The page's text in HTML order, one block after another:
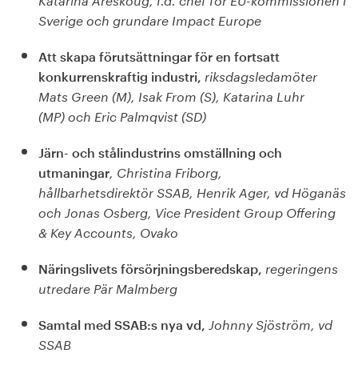
Sverige och grundare Impact Europe
Att skapa förutsättningar för en fortsatt
konkurrenskraftig industri, riksdagsledamöter
Mats Green (M), Isak From (S), Katarina Luhr
(MP) och Eric Palmqvist (SD)
Järn- och stålindustrins omställning och
utmaningar, Christina Friborg,
hållbarhetsdirektör SSAB, Henrik Ager, vd Höganäs
och Jonas Osberg, Vice President Group Offering
& Key Accounts, Ovako
Näringslivets försörjningsberedskap, regeringens
utredare Pär Malmberg
Samtal med SSAB:s nya vd, Johnny Sjöström, vd
SSAB